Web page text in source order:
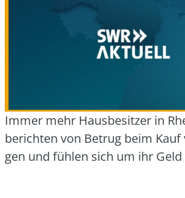
Immer mehr Haus­be­sit­zer in
berich­ten von Betrug beim
gen und füh­len sich um ihr